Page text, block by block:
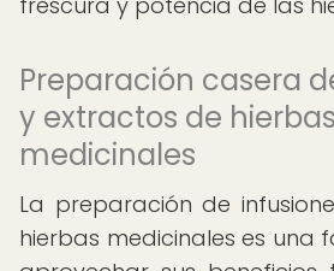
Preparación casera
y extractos de hierbas
medicinales
La preparación de
hierbas medicinales es una